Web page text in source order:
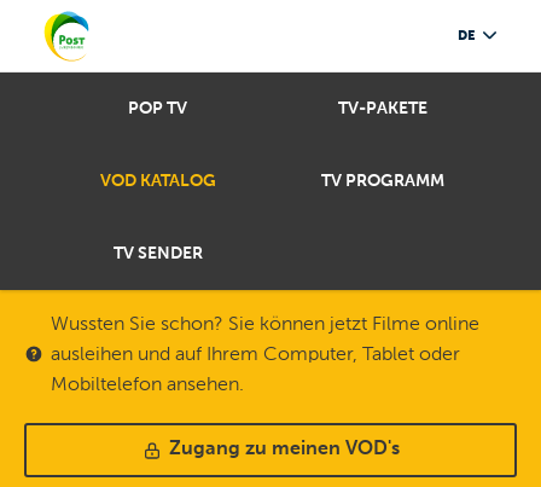
DE
POP TV TV-PAKETE
VOD KATALOG TV PROGRAMM
TV SENDER
Wussten Sie schon? Sie können jetzt Filme online
ausleihen und auf Ihrem Computer, Tablet oder
Mobiltelefon ansehen.
Zugang zu meinen VOD's